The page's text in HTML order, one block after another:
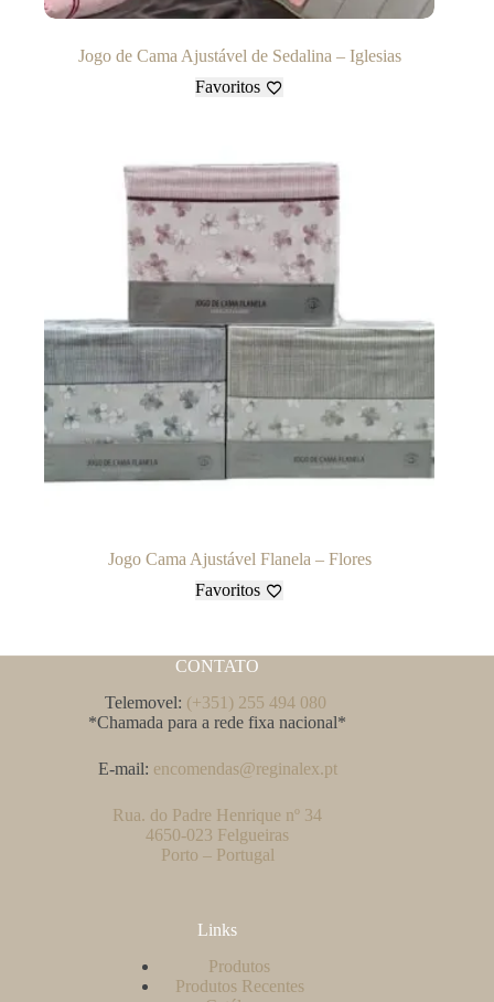
Jogo de Cama Ajustável de Sedalina – Iglesias
Favoritos
Jogo Cama Ajustável Flanela – Flores
Favoritos
CONTATO
Telemovel: (+351) 255 494 080
*Chamada para a rede fixa nacional*
E-mail: encomendas@reginalex.pt
Rua. do Padre Henrique nº 34
4650-023 Felgueiras
Porto – Portugal
Links
Produtos
Produtos Recentes